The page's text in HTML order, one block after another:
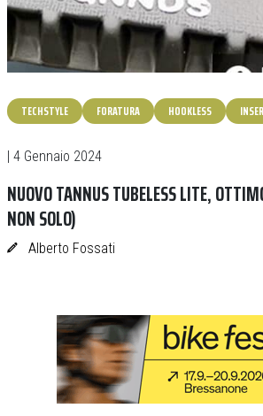
TECHSTYLE FORATURA HOOKLESS
| 4 Gennaio 2024
NUOVO TANNUS TUBELESS LITE,
NON SOLO)
Alberto Fossati